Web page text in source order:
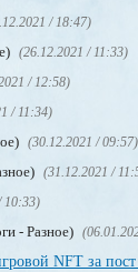
/ 18:47)
(26.12.2021 / 11:33)
/ 12:58)
/ 11:34)
(30.12.2021 / 09:57)
(31.12.2021 /
10:33)
- Разное)
NFT за пост